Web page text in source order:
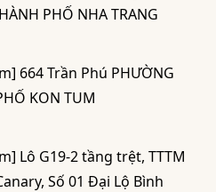
PHỐ NHA TRANG
664 Trần Phú PHƯỜNG
KON TUM
Lô G19-2 tầng trệt, TTTM
Số 01 Đại Lộ Bình